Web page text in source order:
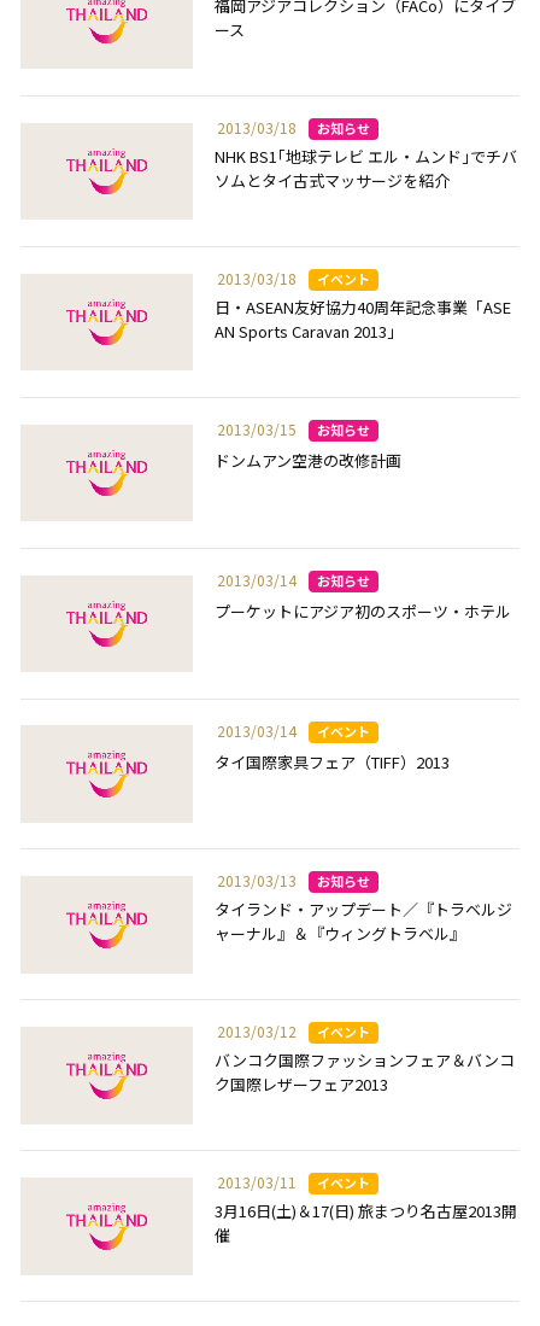
福岡アジアコレクション（FACo）にタイブ
ース
2013/03/18
NHK BS1｢地球テレビ エル・ムンド｣でチバ
ソムとタイ古式マッサージを紹介
2013/03/18
日・ASEAN友好協力40周年記念事業「ASE
AN Sports Caravan 2013」
2013/03/15
ドンムアン空港の改修計画
2013/03/14
プーケットにアジア初のスポーツ・ホテル
2013/03/14
タイ国際家具フェア（TIFF）2013
2013/03/13
タイランド・アップデート／『トラベルジ
ャーナル』＆『ウィングトラベル』
2013/03/12
バンコク国際ファッションフェア＆バンコ
ク国際レザーフェア2013
2013/03/11
3月16日(土)＆17(日) 旅まつり名古屋2013開
催